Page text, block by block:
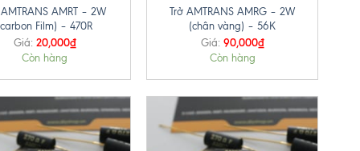
AMRT – 2W
Film) – 470R
Giá: 20,000₫
Còn hàng
Trở AMTRANS AMRG – 2W
(chân vàng) – 56K
Giá: 90,000₫
Còn hàng